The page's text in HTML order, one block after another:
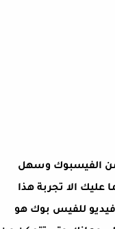
من الفيسبوك وسهل
عليك الا تجربة هذا
للفيس بوك هو